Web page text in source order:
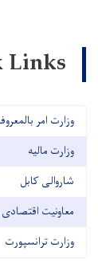
Links
وزارت امر
وزارت مالیه
شاروالی کابل
معاونیت اقتصادی
وزارت ترانسپورت